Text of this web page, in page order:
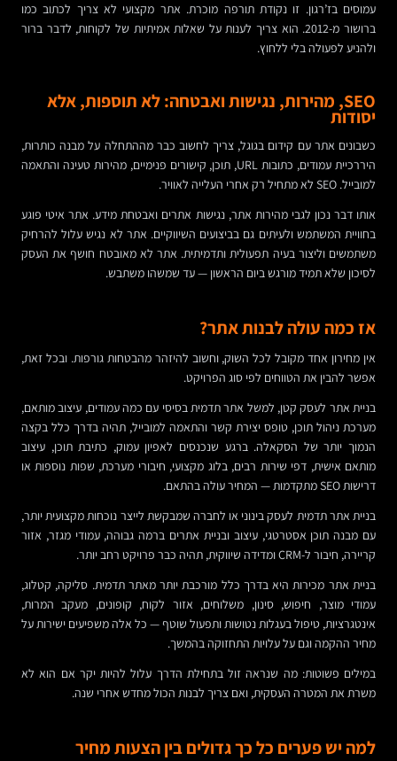
עמוסים בז’רגון. זו נקודת תורפה מוכרת. אתר מקצועי לא צריך לכתוב כמו
ברושור מ-2012. הוא צריך לענות על שאלות אמיתיות של לקוחות, לדבר ברור
ולהניע לפעולה בלי ללחוץ.
SEO, מהירות, נגישות ואבטחה: לא תוספות, אלא
יסודות
כשבונים אתר עם קידום בגוגל, צריך לחשוב כבר מההתחלה על מבנה כותרות,
היררכיית עמודים, כתובות URL, תוכן, קישורים פנימיים, מהירות טעינה והתאמה
למובייל. SEO לא מתחיל רק אחרי העלייה לאוויר.
אותו דבר נכון לגבי מהירות אתר, נגישות אתרים ואבטחת מידע. אתר איטי פוגע
בחוויית המשתמש ולעיתים גם בביצועים השיווקיים. אתר לא נגיש עלול להרחיק
משתמשים וליצור בעיה תפעולית ותדמיתית. אתר לא מאובטח חושף את העסק
לסיכון שלא תמיד מורגש ביום הראשון — עד שמשהו משתבש.
אז כמה עולה לבנות אתר?
אין מחירון אחד מקובל לכל השוק, וחשוב להיזהר מהבטחות גורפות. ובכל זאת,
אפשר להבין את הטווחים לפי סוג הפרויקט.
בניית אתר לעסק קטן, למשל אתר תדמית בסיסי עם כמה עמודים, עיצוב מותאם,
מערכת ניהול תוכן, טופס יצירת קשר והתאמה למובייל, תהיה בדרך כלל בקצה
הנמוך יותר של הסקאלה. ברגע שנכנסים לאפיון עמוק, כתיבת תוכן, עיצוב
מותאם אישית, דפי שירות רבים, בלוג מקצועי, חיבורי מערכת, שפות נוספות או
דרישות SEO מתקדמות — המחיר עולה בהתאם.
בניית אתר תדמית לעסק בינוני או לחברה שמבקשת לייצר נוכחות מקצועית יותר,
עם מבנה תוכן אסטרטגי, עיצוב ובניית אתרים ברמה גבוהה, עמודי מגזר, אזור
קריירה, חיבור ל-CRM ומדידה שיווקית, תהיה כבר פרויקט רחב יותר.
בניית אתר מכירות היא בדרך כלל מורכבת יותר מאתר תדמית. סליקה, קטלוג,
עמודי מוצר, חיפוש, סינון, משלוחים, אזור לקוח, קופונים, מעקב המרות,
אינטגרציות, טיפול בעגלות נטושות ותפעול שוטף — כל אלה משפיעים ישירות על
מחיר ההקמה וגם על עלויות התחזוקה בהמשך.
במילים פשוטות: מה שנראה זול בתחילת הדרך עלול להיות יקר אם הוא לא
משרת את המטרה העסקית, ואם צריך לבנות הכול מחדש אחרי שנה.
למה יש פערים כל כך גדולים בין הצעות מחיר